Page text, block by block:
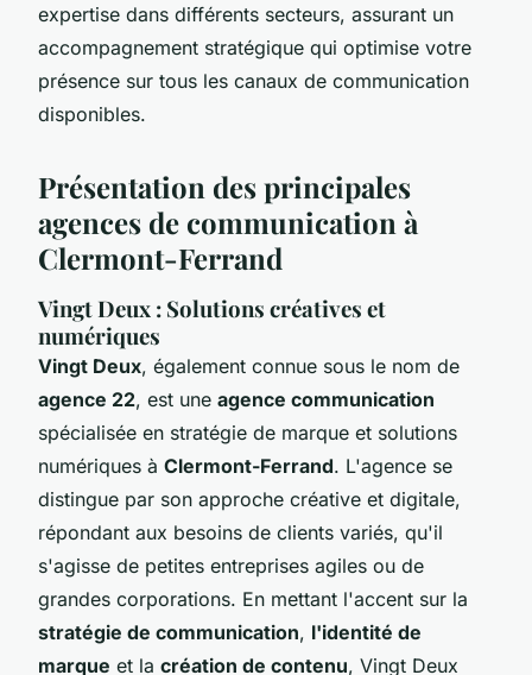
expertise dans différents secteurs, assurant un
accompagnement stratégique qui optimise votre
présence sur tous les canaux de communication
disponibles.
Présentation des principales
agences de communication à
Clermont-Ferrand
Vingt Deux : Solutions créatives et
numériques
Vingt Deux, également connue sous le nom de
agence 22, est une agence communication
spécialisée en stratégie de marque et solutions
numériques à Clermont-Ferrand. L'agence se
distingue par son approche créative et digitale,
répondant aux besoins de clients variés, qu'il
s'agisse de petites entreprises agiles ou de
grandes corporations. En mettant l'accent sur la
stratégie de communication, l'identité de
marque et la création de contenu, Vingt Deux